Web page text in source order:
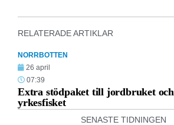
RELATERADE ARTIKLAR
NORRBOTTEN
26 april
07:39
Extra stödpaket till jordbruket och
yrkesfisket
SENASTE TIDNINGEN